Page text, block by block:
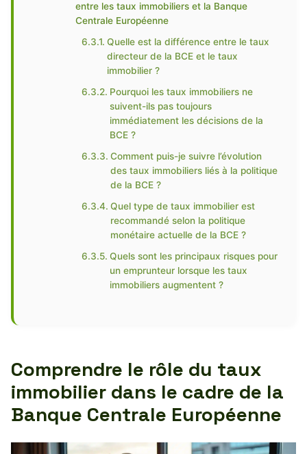
entre les taux immobiliers et la Banque
Centrale Européenne
Quelle est la différence entre le taux
directeur de la BCE et le taux
immobilier ?
Pourquoi les taux immobiliers ne
suivent-ils pas toujours
immédiatement les décisions de la
BCE ?
Comment puis-je suivre l’évolution
des taux immobiliers liés à la politique
de la BCE ?
Quel type de taux immobilier est
recommandé selon la politique
monétaire actuelle de la BCE ?
Quels sont les principaux risques pour
un emprunteur lorsque les taux
immobiliers augmentent ?
Comprendre le rôle du taux
immobilier dans le cadre de la
Banque Centrale Européenne